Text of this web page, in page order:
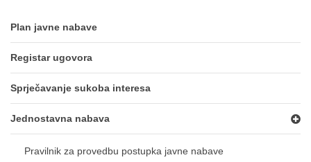
Plan javne nabave
Registar ugovora
Sprječavanje sukoba interesa
Jednostavna nabava
Pravilnik za provedbu postupka javne nabave